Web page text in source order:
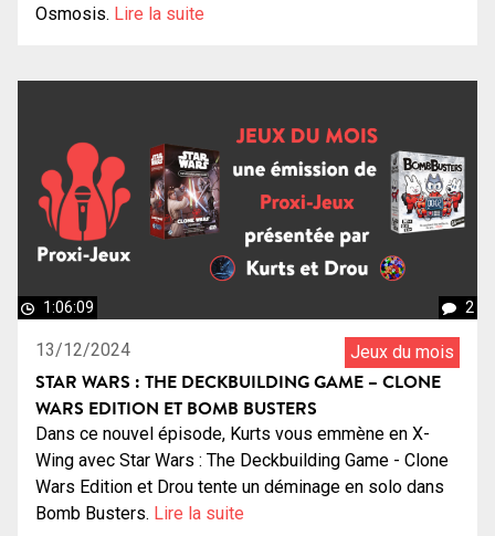
Osmosis. Lire la suite
1:06:09 2
13/12/2024 Jeux du mois
STAR WARS : THE DECKBUILDING GAME – CLONE
WARS EDITION ET BOMB BUSTERS
Dans ce nouvel épisode, Kurts vous emmène en X-
Wing avec Star Wars : The Deckbuilding Game - Clone
Wars Edition et Drou tente un déminage en solo dans
Bomb Busters. Lire la suite